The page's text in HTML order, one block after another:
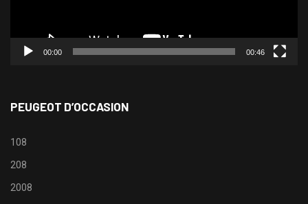
00:00 00:46
PEUGEOT D’OCCASION
108
208
2008